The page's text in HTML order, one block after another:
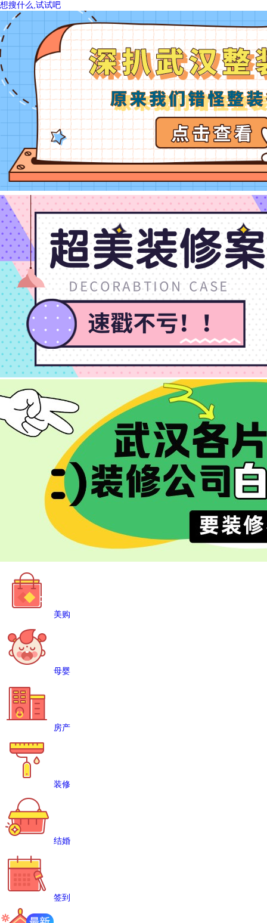
想搜什么,试试吧
美购
母婴
房产
装修
结婚
签到